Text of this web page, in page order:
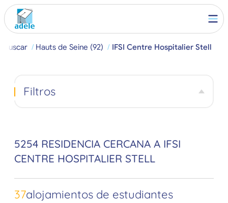
Buscar Hauts de Seine (92) IFSI Centre Hospitalier Stell
5254 RESIDENCIA CERCANA A IFSI
CENTRE HOSPITALIER STELL
37alojamientos de estudiantes
Filtros